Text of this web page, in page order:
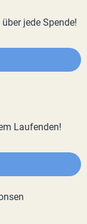
jede Spende!
Laufenden!